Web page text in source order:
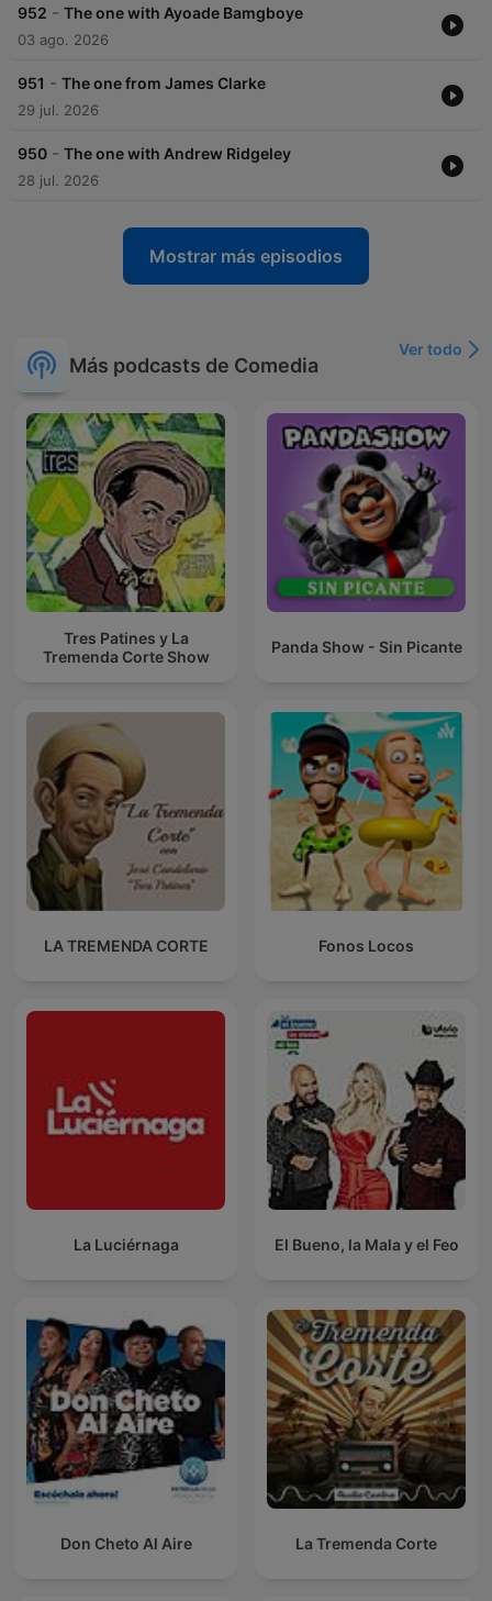
952 - The one with Ayoade Bamgboye
03 ago. 2026
951 - The one from James Clarke
29 jul. 2026
950 - The one with Andrew Ridgeley
28 jul. 2026
Mostrar más episodios
Más podcasts de Comedia
Ver todo
Tres Patines y La
Tremenda Corte Show
Panda Show - Sin Picante
LA TREMENDA CORTE Fonos Locos
La Luciérnaga El Bueno, la Mala y el Feo
Don Cheto Al Aire La Tremenda Corte